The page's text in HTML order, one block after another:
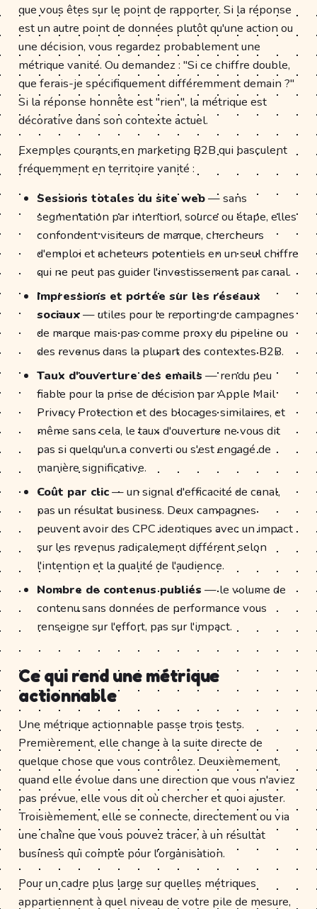
que vous êtes sur le point de rapporter. Si la réponse
est un autre point de données plutôt qu'une action ou
une décision, vous regardez probablement une
métrique vanité. Ou demandez : "Si ce chiffre double,
que ferais-je spécifiquement différemment demain ?"
Si la réponse honnête est "rien", la métrique est
décorative dans son contexte actuel.
Exemples courants en marketing B2B qui basculent
fréquemment en territoire vanité :
Sessions totales du site web— sans
segmentation par intention, source ou étape, elles
confondent visiteurs de marque, chercheurs
d'emploi et acheteurs potentiels en un seul chiffre
qui ne peut pas guider l'investissement par canal.
Impressions et portée sur les réseaux
sociaux— utiles pour le reporting de campagnes
de marque mais pas comme proxy du pipeline ou
des revenus dans la plupart des contextes B2B.
Taux d'ouverture des emails — rendu peu
fiable pour la prise de décision par Apple Mail
Privacy Protection et des blocages similaires, et
même sans cela, le taux d'ouverture ne vous dit
pas si quelqu'un a converti ou s'est engagé de
manière significative.
Coût par clic— un signal d'efficacité de canal,
pas un résultat business. Deux campagnes
peuvent avoir des CPC identiques avec un impact
sur les revenus radicalement différent selon
l'intention et la qualité de l'audience.
Nombre de contenus publiés — le volume de
contenu sans données de performance vous
renseigne sur l'effort, pas sur l'impact.
Ce qui rend une métrique
actionnable
Une métrique actionnable passe trois tests.
Premièrement, elle change à la suite directe de
quelque chose que vous contrôlez. Deuxièmement,
quand elle évolue dans une direction que vous n'aviez
pas prévue, elle vous dit où chercher et quoi ajuster.
Troisièmement, elle se connecte, directement ou via
une chaîne que vous pouvez tracer, à un résultat
business qui compte pour l'organisation.
Pour un cadre plus large sur quelles métriques
appartiennent à quel niveau de votre pile de mesure,